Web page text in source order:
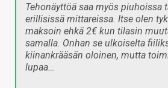
Tehonäyttöä saa myös piuhoissa
erillisissä mittareissa. Itse olen
maksoin ehkä 2€ kun tilasin
samalla. Onhan se ulkoiselta
kiinankrääsän oloinen, mutta
lupaa…